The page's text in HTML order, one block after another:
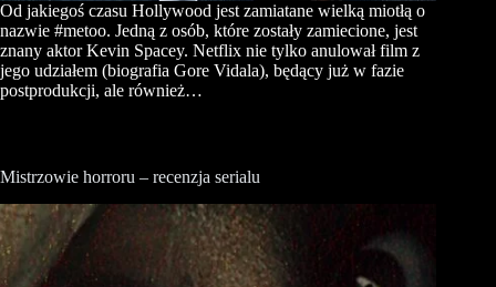
Od jakiegoś czasu Hollywood jest zamiatane wielką miotłą o
nazwie #metoo. Jedną z osób, które zostały zamiecione, jest
znany aktor Kevin Spacey. Netflix nie tylko anulował film z
jego udziałem (biografia Gore Vidala), będący już w fazie
postprodukcji, ale również…
Mistrzowie horroru – recenzja serialu